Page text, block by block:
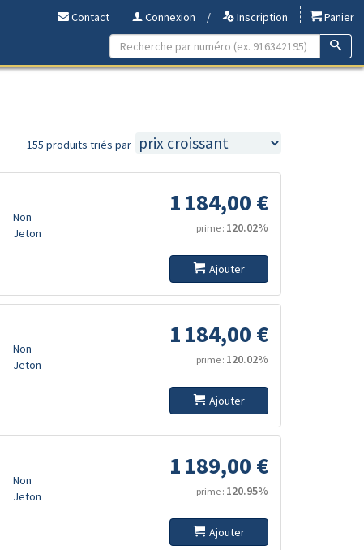
Contact Connexion / Inscription
Panier
155 produits triés par
Non
Jeton
1 184,00 €
prime : 120.02%
Ajouter
Non
Jeton
1 184,00 €
prime : 120.02%
Ajouter
Non
Jeton
1 189,00 €
prime : 120.95%
Ajouter